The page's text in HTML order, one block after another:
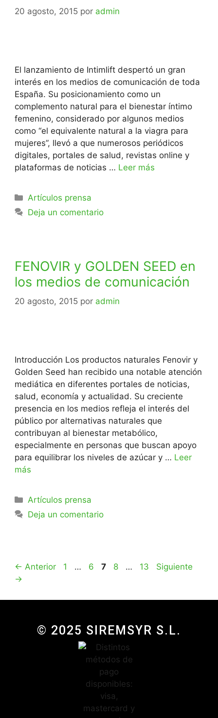
20 agosto, 2015 por admin
El lanzamiento de Intimlift despertó un gran
interés en los medios de comunicación de toda
España. Su posicionamiento como un
complemento natural para el bienestar íntimo
femenino, considerado por algunos medios
como “el equivalente natural a la viagra para
mujeres”, llevó a que numerosos periódicos
digitales, portales de salud, revistas online y
plataformas de noticias … Leer más
Artículos prensa
Deja un comentario
FENOVIR y GOLDEN SEED en
los medios de comunicación
20 agosto, 2015 por admin
Introducción Los productos naturales Fenovir y
Golden Seed han recibido una notable atención
mediática en diferentes portales de noticias,
salud, economía y actualidad. Su creciente
presencia en los medios refleja el interés del
público por alternativas naturales que
contribuyan al bienestar metabólico,
especialmente en personas que buscan apoyo
para equilibrar los niveles de azúcar y … Leer
más
Artículos prensa
Deja un comentario
← Anterior 1 … 6 7 8 … 13
Siguiente
→
© 2025 SIREMSYR S.L.